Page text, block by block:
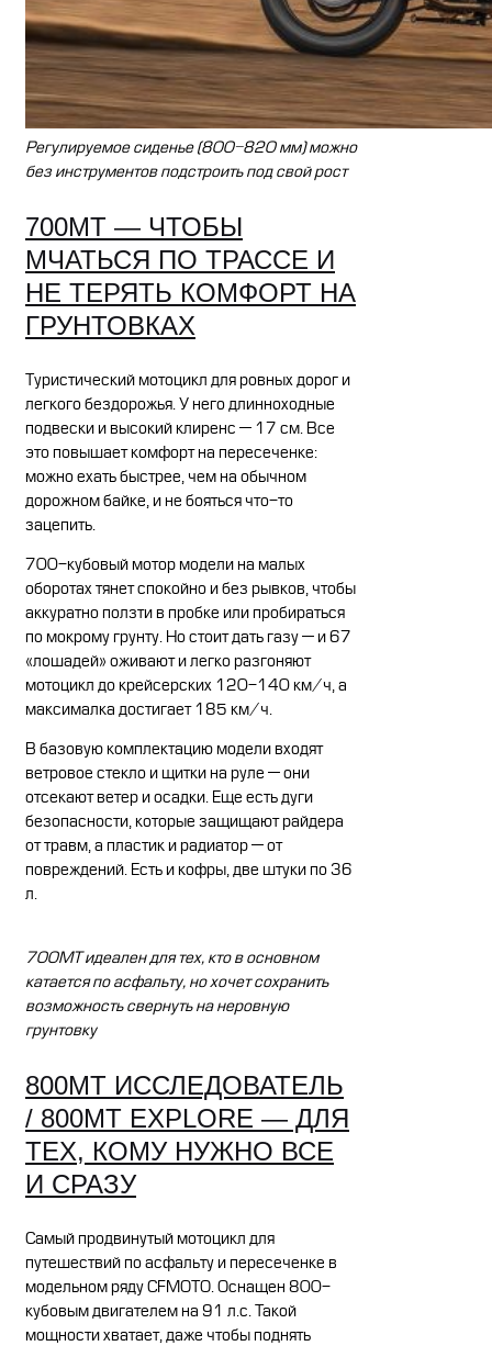
Регулируемое сиденье (800-820 мм) можно
без инструментов подстроить под свой рост
700MT — ЧТОБЫ
МЧАТЬСЯ ПО ТРАССЕ И
НЕ ТЕРЯТЬ КОМФОРТ НА
ГРУНТОВКАХ
Туристический мотоцикл для ровных дорог и
легкого бездорожья. У него длинноходные
подвески и высокий клиренс — 17 см. Все
это повышает комфорт на пересеченке:
можно ехать быстрее, чем на обычном
дорожном байке, и не бояться что-то
зацепить.
700-кубовый мотор модели на малых
оборотах тянет спокойно и без рывков, чтобы
аккуратно ползти в пробке или пробираться
по мокрому грунту. Но стоит дать газу — и 67
«лошадей» оживают и легко разгоняют
мотоцикл до крейсерских 120-140 км/ч, а
максималка достигает 185 км/ч.
В базовую комплектацию модели входят
ветровое стекло и щитки на руле — они
отсекают ветер и осадки. Еще есть дуги
безопасности, которые защищают райдера
от травм, а пластик и радиатор — от
повреждений. Есть и кофры, две штуки по 36
л.
700MT идеален для тех, кто в основном
катается по асфальту, но хочет сохранить
возможность свернуть на неровную
грунтовку
800MT ИССЛЕДОВАТЕЛЬ
/ 800MT EXPLORE — ДЛЯ
ТЕХ, КОМУ НУЖНО ВСЕ
И СРАЗУ
Самый продвинутый мотоцикл для
путешествий по асфальту и пересеченке в
модельном ряду CFMOTO. Оснащен 800-
кубовым двигателем на 91 л.с. Такой
мощности хватает, даже чтобы поднять